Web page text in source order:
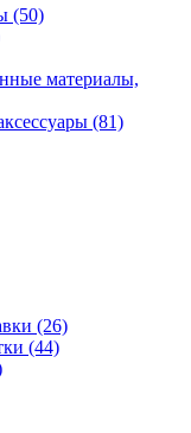
(50)
материалы,
(81)
(26)
(44)